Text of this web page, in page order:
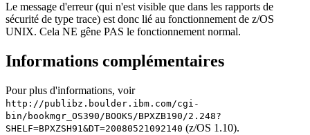
Le message d'erreur (qui n'est visible que dans les rapports de
sécurité de type trace) est donc lié au fonctionnement de z/OS
UNIX. Cela NE gêne PAS le fonctionnement normal.
Informations complémentaires
Pour plus d'informations, voir
http://publibz.boulder.ibm.com/cgi-
bin/bookmgr_OS390/BOOKS/BPXZB190/2.248?
SHELF=BPXZSH91&DT=20080521092140 (z/OS 1.10).